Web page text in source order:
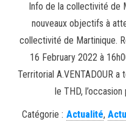
Info de la collectivité de
nouveaux objectifs à
collectivité de Martinique.
16 February 2022 à
Territorial A.VENTADOUR
le THD,
Catégorie : Actualité,